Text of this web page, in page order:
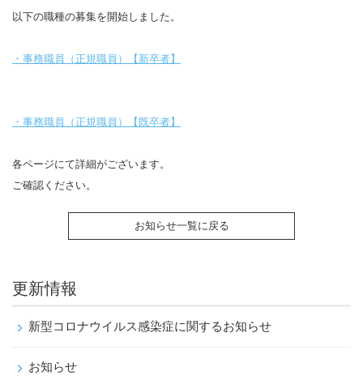
以下の職種の募集を開始しました。
・事務職員（正規職員）【新卒者】
・事務職員（正規職員）【既卒者】
各ページにて詳細がございます。
ご確認ください。
お知らせ一覧に戻る
更新情報
新型コロナウイルス感染症に関するお知らせ
お知らせ